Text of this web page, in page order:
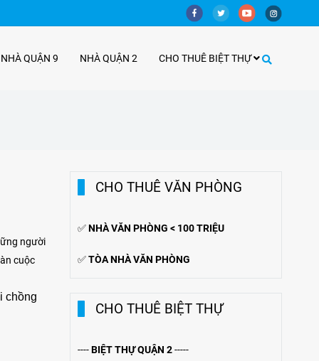
QUẬN 9 NHÀ QUẬN 2 CHO THUÊ BIỆT THỰ
người
cuộc
chồng
CHO THUÊ VĂN PHÒNG
✅NHÀ VĂN PHÒNG < 100 TRIỆU
✅TÒA NHÀ VĂN PHÒNG
CHO THUÊ BIỆT THỰ
----BIỆT THỰ QUẬN 2-----